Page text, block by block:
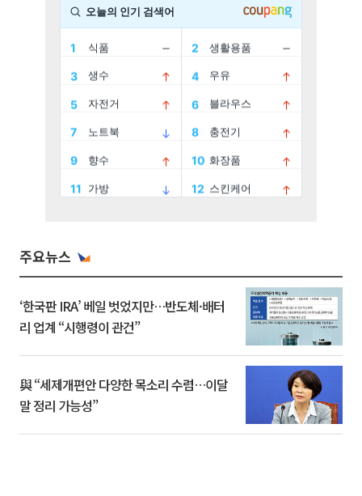
주요뉴스
‘한국판 IRA’ 베일 벗었지만…반도체·배터
리 업계 “시행령이 관건”
與 “세제개편안 다양한 목소리 수렴…이달
말 정리 가능성”